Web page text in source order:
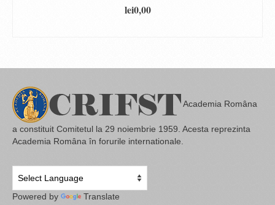
lei0,00
Academia Româna
a constituit Comitetul la 29 noiembrie 1959. Acesta reprezinta
Academia Româna în forurile internationale.
Powered by Translate